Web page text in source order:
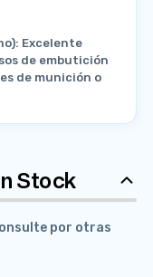
Excelente
de embutición
de munición o
Stock
por otras